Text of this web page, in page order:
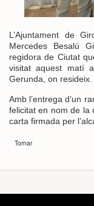
L’Ajuntament de
Mercedes Besalú
regidora de Ciutat
visitat aquest matí
Gerunda, on resideix.
Amb l’entrega d’un
felicitat en nom de la
carta firmada per
Tornar